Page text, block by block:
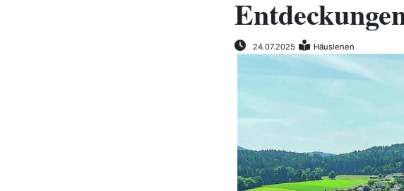
24.07.2025 Häuslenen